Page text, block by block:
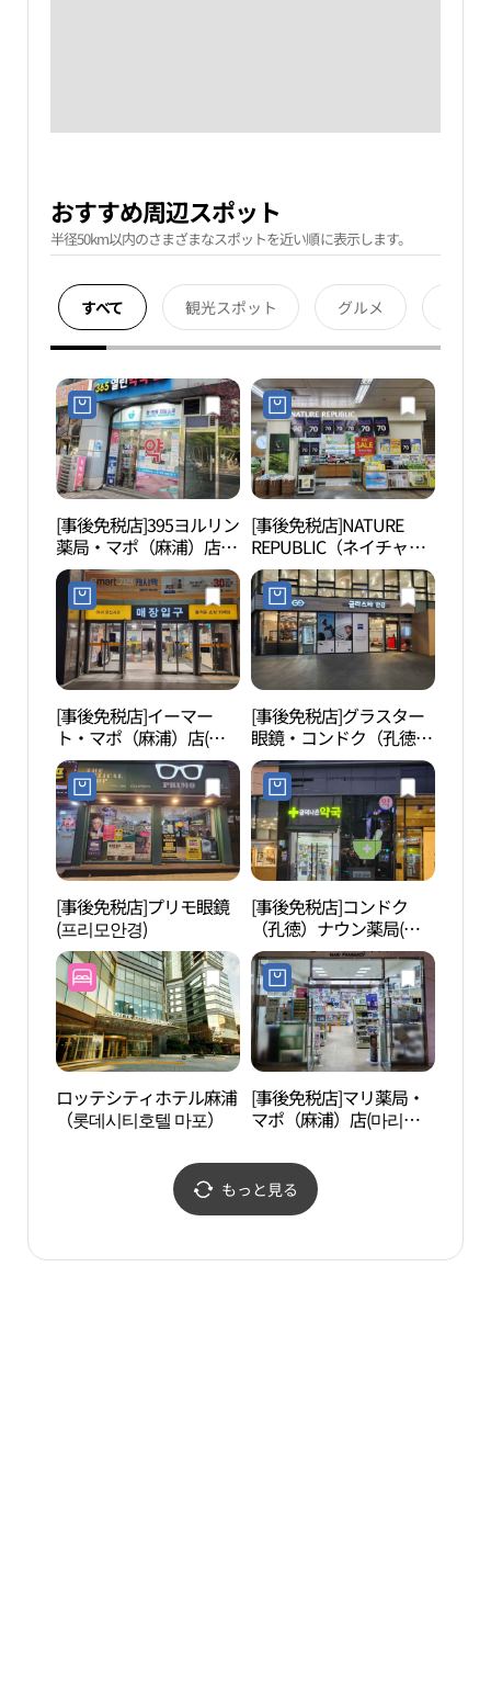
おすすめ周辺スポット
半径50km以内のさまざまなスポットを近い順に表示します。
すべて 観光スポット グルメ
[事後免税店]395ヨルリン
薬局・マポ（麻浦）店
(365열린약국 마포점)
[事後免税店]NATURE
REPUBLIC（ネイチャー
リパブリック）・コンド
ク（孔徳）駅6号線店(네
이처리퍼블릭 공덕역6호
선점)
[事後免税店]イーマー
ト・マポ（麻浦）店(이
마트 마포점)
[事後免税店]グラスター
眼鏡・コンドク（孔徳）
店(글라스타안경 공덕점)
[事後免税店]プリモ眼鏡
(프리모안경)
[事後免税店]コンドク
（孔徳）ナウン薬局(공
덕나은약국)
ロッテシティホテル麻浦
（롯데시티호텔 마포）
[事後免税店]マリ薬局・
マポ（麻浦）店(마리약
もっと見る